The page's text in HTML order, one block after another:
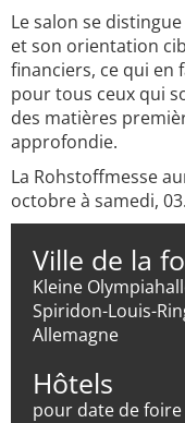
Le salon se
et son orientation
financiers, ce qui
pour tous ceux qui
des matières
approfondie.
La Rohstoffmesse
octobre à samedi,
Ville de la
Kleine
Spiridon-Louis-
Allemagne
Hôtels
pour date de